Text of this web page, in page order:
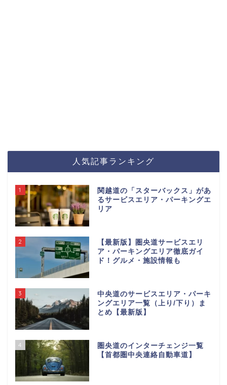
人気記事ランキング
1
関越道の「スターバックス」があ
るサービスエリア・パーキングエ
リア
2
【最新版】圏央道サービスエリ
ア・パーキングエリア徹底ガイ
ド！グルメ・施設情報も
3
中央道のサービスエリア・パーキ
ングエリア一覧（上り/下り）ま
とめ【最新版】
4
圏央道のインターチェンジ一覧
【首都圏中央連絡自動車道】